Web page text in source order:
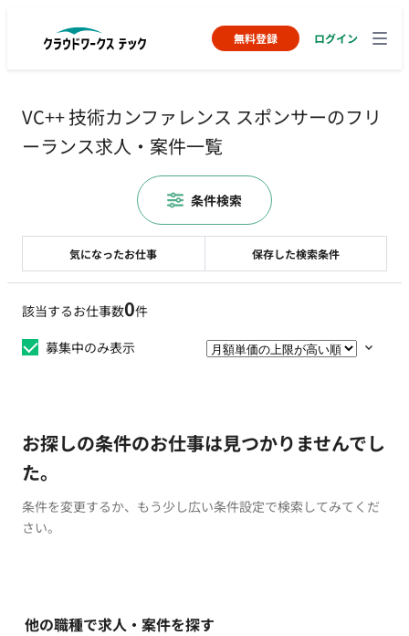
無料登録 ログイン
VC++ 技術カンファレンス スポンサーのフリ
ーランス求人・案件一覧
該当するお仕事数0件
募集中のみ表示
お探しの条件のお仕事は見つかりませんでし
た。
条件を変更するか、もう少し広い条件設定で検索してみてくだ
さい。
他の職種で求人・案件を探す
気になったお仕事 保存した検索条件
条件検索